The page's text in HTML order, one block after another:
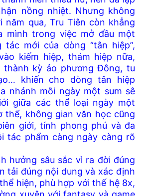
nồng nhiệt. Nhưng không
năm qua, Tru Tiên còn khẳng
mình trong việc mở đầu một
tác mới của dòng “tân hiệp”,
kiếm hiệp, thám hiệp nữa,
thành kỳ ảo phương Đông, tu
khiến cho dòng tân hiệp
nhánh mỗi ngày một sum sê
giữa các thể loại ngày một
thế, không gian văn học cũng
giới, tính phong phú và đa
tác phẩm càng ngày càng rõ
hưởng sâu sắc vì ra đời đúng
tải đúng nội dung và xác định
hiện, phù hợp với thế hệ 8x,